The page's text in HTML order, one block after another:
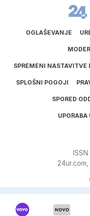
OGLAŠEVANJE
SPREMENI NASTAVITVE
SPLOŠNI POGOJI
SPORED
ISSN